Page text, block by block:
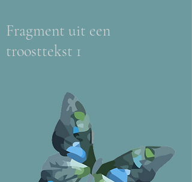
Fragment uit een
troosttekst 1